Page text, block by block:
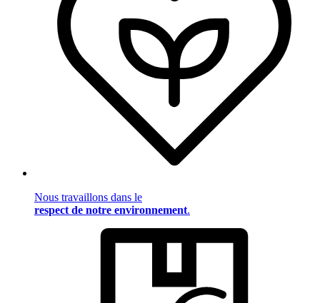
Nous travaillons dans le
respect de notre environnement.